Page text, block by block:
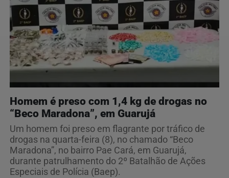
Homem é preso com 1,4 kg de drogas no
“Beco Maradona”, em Guarujá
Um homem foi preso em flagrante por tráfico de
drogas na quarta-feira (8), no chamado “Beco
Maradona”, no bairro Pae Cará, em Guarujá,
durante patrulhamento do 2º Batalhão de Ações
Especiais de Polícia (Baep).